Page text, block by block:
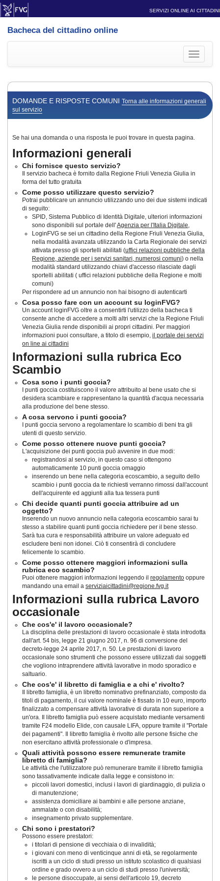
SERVIZI ONLINE AI CITTADINI
Bacheca del cittadino online
Toggle
DOMANDE E RISPOSTE COMUNI Torna alle informazioni generali
sul servizio
Se hai una domanda o una risposta le puoi trovare in questa pagina.
Informazioni generali
Chi fornisce questo servizio?
Il servizio bacheca è fornito dalla Regione Friuli Venezia Giulia in
forma del tutto gratuita
Come posso utilizzare questo servizio?
Potrai pubblicare un annuncio utilizzando uno dei due sistemi indicati
di seguito:
SPID, Sistema Pubblico di Identità Digitale, ulteriori informazioni
sono disponibili sul portale dell'Agenzia per l'Italia Digitale,
LoginFVG se sei un cittadino della Regione Friuli Venezia Giulia,
nella modalità avanzata utilizzando la Carta Regionale dei servizi
attivata presso gli sportelli abilitati (uffici relazioni pubbliche della
Regione, aziende per i servizi sanitari, numerosi comuni) o nella
modalità standard utilizzando chiavi d'accesso rilasciate dagli
sportelli abilitati ( uffici relazioni pubbliche della Regione e molti
comuni)
Per rispondere ad un annuncio non hai bisogno di autenticarti
Cosa posso fare con un account su loginFVG?
Un account loginFVG oltre a consentirti l'utilizzo della bacheca ti
consente anche di accedere a molti altri servizi che la Regione Friuli
Venezia Giulia rende disponibili ai propri cittadini. Per maggiori
informazioni puoi consultare, a titolo di esempio, il portale dei servizi
on line ai cittadini
Informazioni sulla rubrica Eco
Scambio
Cosa sono i punti goccia?
I punti goccia costituiscono il valore attribuito al bene usato che si
desidera scambiare e rappresentano la quantità d'acqua necessaria
alla produzione del bene stesso.
A cosa servono i punti goccia?
I punti goccia servono a regolamentare lo scambio di beni tra gli
utenti di questo servizio.
Come posso ottenere nuove punti goccia?
L'acquisizione dei punti goccia può avvenire in due modi:
registrandosi al servizio, in questo caso si ottengono
automaticamente 10 punti goccia omaggio
inserendo un bene nella categoria ecoscambio, a seguito dello
scambio i punti goccia da te richiesti verranno rimossi dall'account
dell'acquirente ed aggiunti alla tua tessera punti
Chi decide quanti punti goccia attribuire ad un
oggetto?
Inserendo un nuovo annuncio nella categoria ecoscambio sarai tu
stesso a stabilire quanti punti goccia richiedere per il bene stesso.
Sarà tua cura e responsabilità attribuire un valore adeguato ed
escludere beni non idonei. Ciò ti consentirà di concludere
felicemente lo scambio.
Come posso ottenere maggiori informazioni sulla
rubrica eco scambio?
Puoi ottenere maggiori informazioni leggendo il regolamento oppure
mandando una email a serviziaicittadini@regione.fvg.it
Informazioni sulla rubrica Lavoro
occasionale
Che cos'e' il lavoro occasionale?
La disciplina delle prestazioni di lavoro occasionale è stata introdotta
dall'art. 54 bis, legge 21 giugno 2017, n. 96 di conversione del
decreto-legge 24 aprile 2017, n. 50. Le prestazioni di lavoro
occasionale sono strumenti che possono essere utilizzati dai soggetti
che vogliono intraprendere attività lavorative in modo sporadico e
saltuario.
Che cos'e' il libretto di famiglia e a chi e' rivolto?
Il libretto famiglia, è un libretto nominativo prefinanziato, composto da
titoli di pagamento, il cui valore nominale è fissato in 10 euro, importo
finalizzato a compensare attività lavorative di durata non superiore a
un'ora. Il libretto famiglia può essere acquistato mediante versamenti
tramite F24 modello Elide, con causale LIFA, oppure tramite il "Portale
dei pagamenti". Il libretto famiglia è rivolto alle persone fisiche che
non esercitano attività professionale o d'impresa.
Quali attività possono essere remunerate tramite
libretto di famiglia?
Le attività che l'utilizzatore può remunerare tramite il libretto famiglia
sono tassativamente indicate dalla legge e consistono in:
piccoli lavori domestici, inclusi i lavori di giardinaggio, di pulizia o
di manutenzione;
assistenza domiciliare ai bambini e alle persone anziane,
ammalate o con disabilità;
insegnamento privato supplementare.
Chi sono i prestatori?
Possono essere prestatori:
i titolari di pensione di vecchiaia o di invalidità;
i giovani con meno di venticinque anni di età, se regolarmente
iscritti a un ciclo di studi presso un istituto scolastico di qualsiasi
ordine e grado ovvero a un ciclo di studi presso l'università;
le persone disoccupate, ai sensi dell'articolo 19, decreto